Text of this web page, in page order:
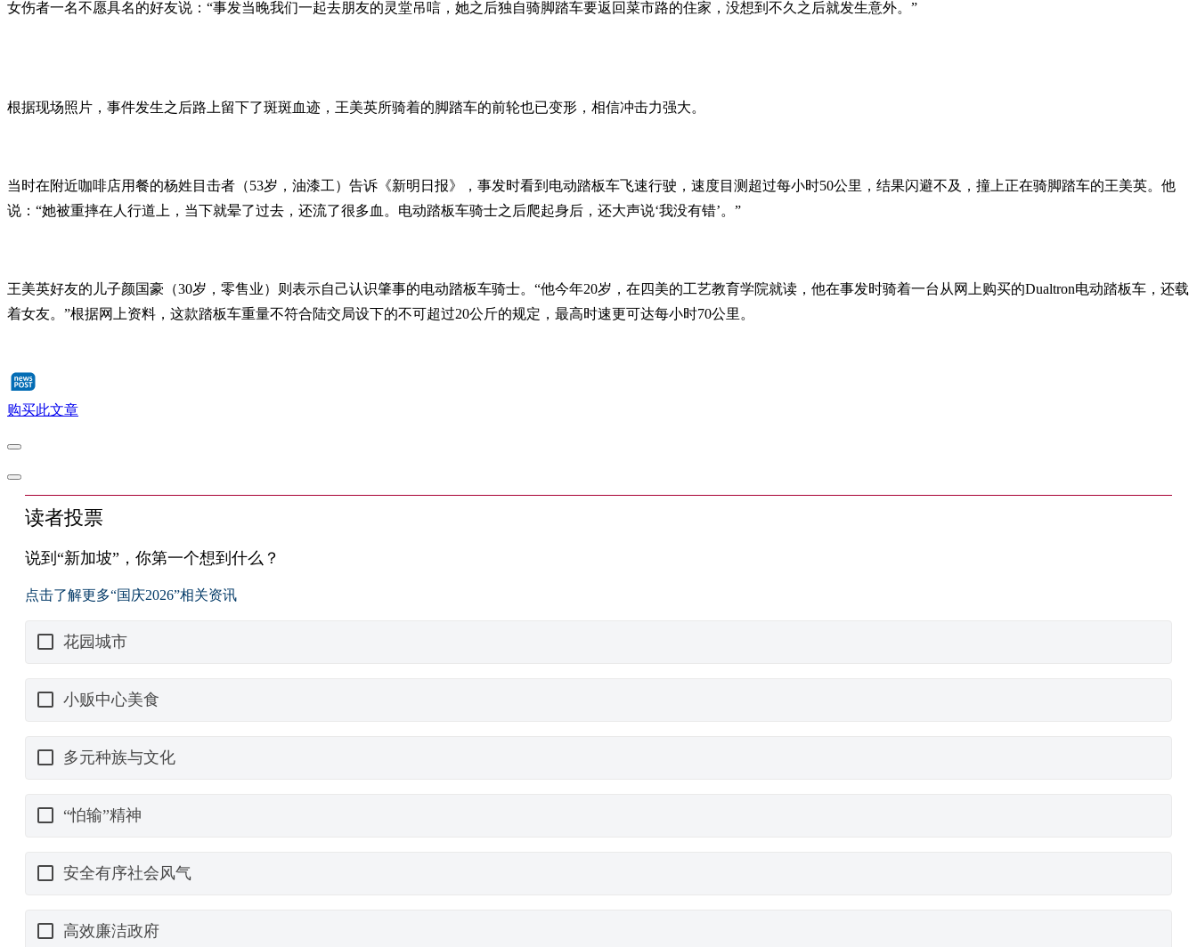
女伤者一名不愿具名的好友说：“事发当晚我们一起去朋友的灵堂吊唁，她之后独自骑脚踏车要返回菜市路的住家，没想到不久之后就发生意外。”
根据现场照片，事件发生之后路上留下了斑斑血迹，王美英所骑着的脚踏车的前轮也已变形，相信冲击力强大。
当时在附近咖啡店用餐的杨姓目击者（53岁，油漆工）告诉《新明日报》，事发时看到电动踏板车飞速行驶，速度目测超过每小时50公里，结果闪避不及，撞上正在骑脚踏车的王美英。他
说：“她被重摔在人行道上，当下就晕了过去，还流了很多血。电动踏板车骑士之后爬起身后，还大声说‘我没有错’。”
王美英好友的儿子颜国豪（30岁，零售业）则表示自己认识肇事的电动踏板车骑士。“他今年20岁，在四美的工艺教育学院就读，他在事发时骑着一台从网上购买的Dualtron电动踏板车，还载
着女友。”根据网上资料，这款踏板车重量不符合陆交局设下的不可超过20公斤的规定，最高时速更可达每小时70公里。
购买此文章